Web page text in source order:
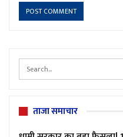
ताजा समाचार